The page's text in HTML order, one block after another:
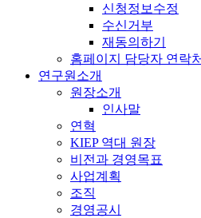
신청정보수정
수신거부
재동의하기
홈페이지 담당자 연락처
연구원소개
원장소개
인사말
연혁
KIEP 역대 원장
비전과 경영목표
사업계획
조직
경영공시